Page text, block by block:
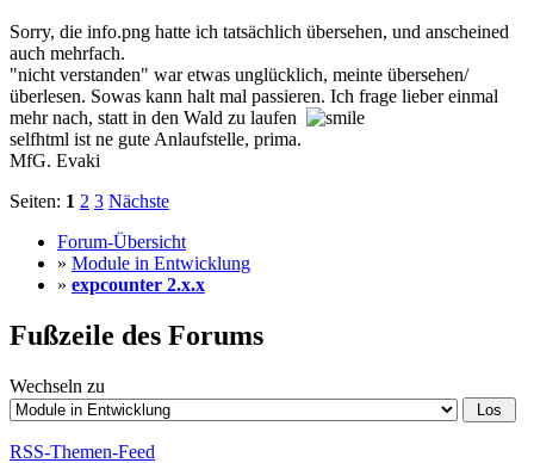
Sorry, die info.png hatte ich tatsächlich übersehen, und anscheined
auch mehrfach.
"nicht verstanden" war etwas unglücklich, meinte übersehen/
überlesen. Sowas kann halt mal passieren. Ich frage lieber einmal
mehr nach, statt in den Wald zu laufen
selfhtml ist ne gute Anlaufstelle, prima.
MfG. Evaki
Seiten: 1 2 3 Nächste
Forum-Übersicht
» Module in Entwicklung
» expcounter 2.x.x
Fußzeile des Forums
Wechseln zu
RSS-Themen-Feed